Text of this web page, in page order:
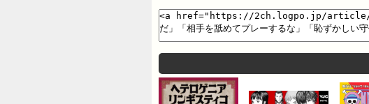
が爆発。SNS上では、「創造性に欠ける」「
策で完全にぶち壊された」といった声があ